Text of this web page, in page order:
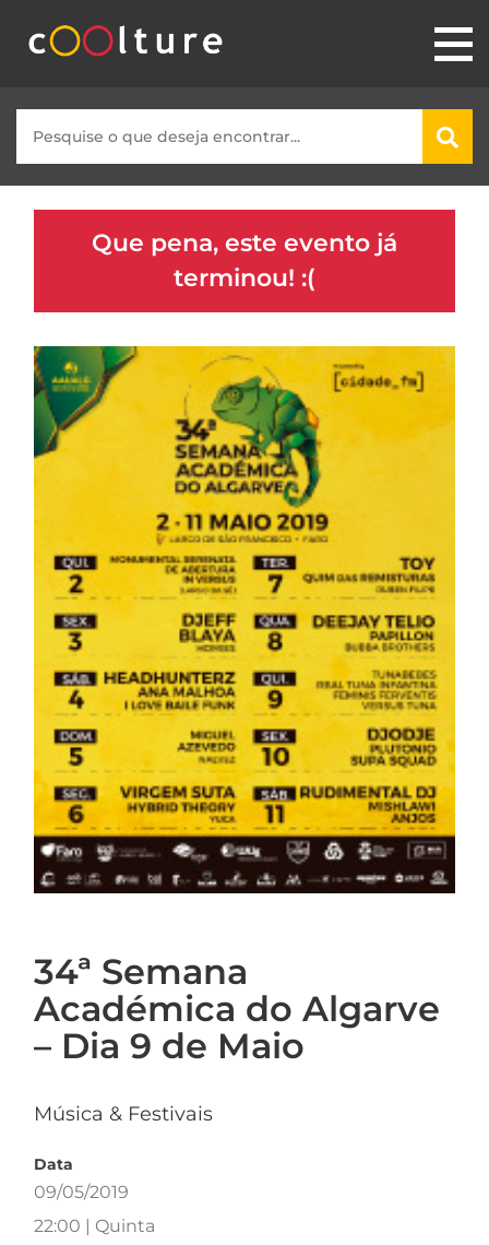
Que pena, este evento já
terminou! :(
34ª Semana
Académica do Algarve
– Dia 9 de Maio
Música & Festivais
Data
09/05/2019
22:00 | Quinta